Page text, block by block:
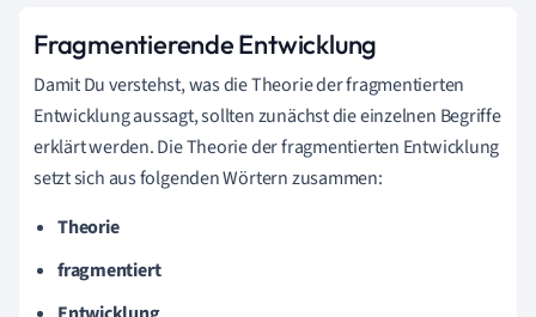
Fragmentierende Entwicklung
Damit Du verstehst, was die Theorie der fragmentierten
Entwicklung aussagt, sollten zunächst die einzelnen Begriffe
erklärt werden. Die Theorie der fragmentierten Entwicklung
setzt sich aus folgenden Wörtern zusammen:
Theorie
fragmentiert